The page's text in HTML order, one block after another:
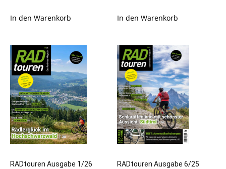
In den Warenkorb In den Warenkorb
RADtouren Ausgabe 1/26 RADtouren Ausgabe 6/25